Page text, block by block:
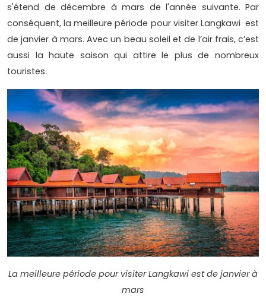
s'étend de décembre à mars de l'année suivante. Par
conséquent, la meilleure période pour visiter Langkawi est
de janvier à mars. Avec un beau soleil et de l’air frais, c’est
aussi la haute saison qui attire le plus de nombreux
touristes.
La meilleure période pour visiter Langkawi est de janvier à
mars